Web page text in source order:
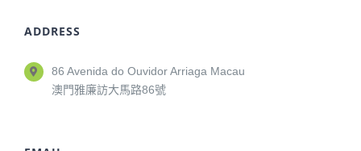
ADDRESS
86 Avenida do Ouvidor Arriaga Macau
澳門雅廉訪大馬路86號